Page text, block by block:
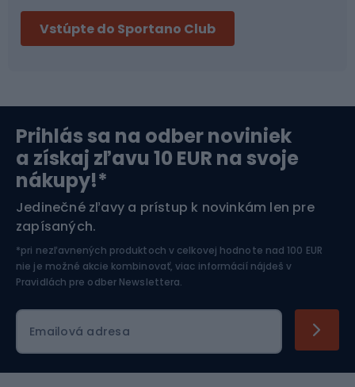
Bikepacking
Orientačný beh
Cyklistické prilby
Lyžovanie
Športová elektronika
Jazdectvo
Vstúpte do Sportano Club
Prihlás sa na odber noviniek
a získaj zľavu 10 EUR na svoje
nákupy!*
Jedinečné zľavy a prístup k novinkám len pre
zapísaných.
*pri nezľavnených produktoch v celkovej hodnote nad 100 EUR
nie je možné akcie kombinovať, viac informácií nájdeš v
Pravidlách pre odber Newslettera.
Emailová adresa